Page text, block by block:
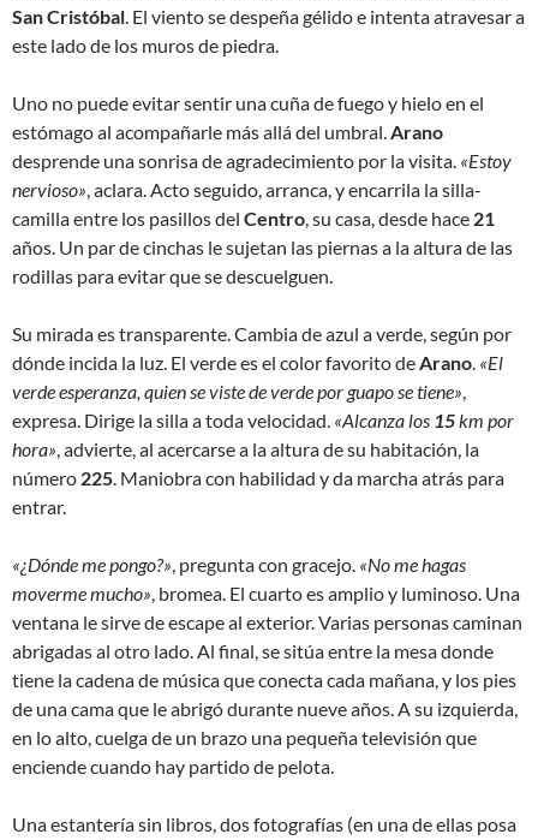
San Cristóbal. El viento se despeña gélido e intenta atravesar a
este lado de los muros de piedra.
Uno no puede evitar sentir una cuña de fuego y hielo en el
estómago al acompañarle más allá del umbral.Arano
desprende una sonrisa de agradecimiento por la visita. «Estoy
nervioso», aclara. Acto seguido, arranca, y encarrila la silla-
camilla entre los pasillos del Centro, su casa, desde hace 21
años. Un par de cinchas le sujetan las piernas a la altura de las
rodillas para evitar que se descuelguen.
Su mirada es transparente. Cambia de azul a verde, según por
dónde incida la luz. El verde es el color favorito deArano. «El
verde esperanza, quien se viste de verde por guapo se tiene»,
expresa. Dirige la silla a toda velocidad. «Alcanza los 15km por
hora», advierte, al acercarse a la altura de su habitación, la
número 225. Maniobra con habilidad y da marcha atrás para
entrar.
«¿Dónde me pongo?», pregunta con gracejo. «No me hagas
moverme mucho», bromea. El cuarto es amplio y luminoso. Una
ventana le sirve de escape al exterior. Varias personas caminan
abrigadas al otro lado. Al final, se sitúa entre la mesa donde
tiene la cadena de música que conecta cada mañana, y los pies
de una cama que le abrigó durante nueve años. A su izquierda,
en lo alto, cuelga de un brazo una pequeña televisión que
enciende cuando hay partido de pelota.
Una estantería sin libros, dos fotografías (en una de ellas posa